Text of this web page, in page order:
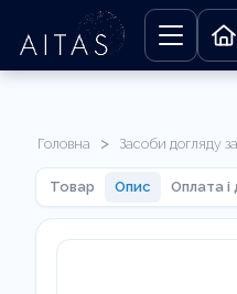
Головна > Засоби догляду
Товар Опис Оплата і